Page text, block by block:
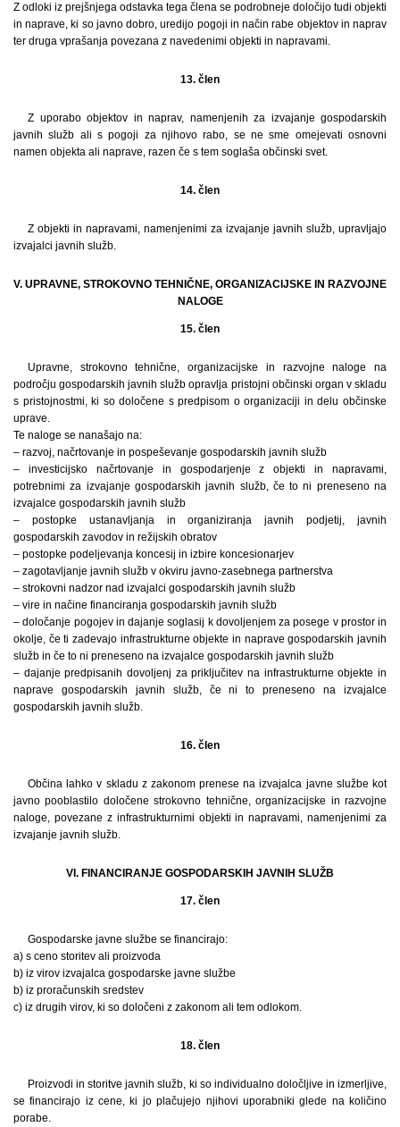
Z odloki iz prejšnjega odstavka tega člena se podrobneje določijo tudi objekti
in naprave, ki so javno dobro, uredijo pogoji in način rabe objektov in naprav
ter druga vprašanja povezana z navedenimi objekti in napravami.
13. člen
Z uporabo objektov in naprav, namenjenih za izvajanje gospodarskih
javnih služb ali s pogoji za njihovo rabo, se ne sme omejevati osnovni
namen objekta ali naprave, razen če s tem soglaša občinski svet.
14. člen
Z objekti in napravami, namenjenimi za izvajanje javnih služb, upravljajo
izvajalci javnih služb.
V. UPRAVNE, STROKOVNO TEHNIČNE, ORGANIZACIJSKE IN RAZVOJNE
NALOGE
15. člen
Upravne, strokovno tehnične, organizacijske in razvojne naloge na
področju gospodarskih javnih služb opravlja pristojni občinski organ v skladu
s pristojnostmi, ki so določene s predpisom o organizaciji in delu občinske
uprave.
Te naloge se nanašajo na:
– razvoj, načrtovanje in pospeševanje gospodarskih javnih služb
– investicijsko načrtovanje in gospodarjenje z objekti in napravami,
potrebnimi za izvajanje gospodarskih javnih služb, če to ni preneseno na
izvajalce gospodarskih javnih služb
– postopke ustanavljanja in organiziranja javnih podjetij, javnih
gospodarskih zavodov in režijskih obratov
– postopke podeljevanja koncesij in izbire koncesionarjev
– zagotavljanje javnih služb v okviru javno-zasebnega partnerstva
– strokovni nadzor nad izvajalci gospodarskih javnih služb
– vire in načine financiranja gospodarskih javnih služb
– določanje pogojev in dajanje soglasij k dovoljenjem za posege v prostor in
okolje, če ti zadevajo infrastrukturne objekte in naprave gospodarskih javnih
služb in če to ni preneseno na izvajalce gospodarskih javnih služb
– dajanje predpisanih dovoljenj za priključitev na infrastrukturne objekte in
naprave gospodarskih javnih služb, če ni to preneseno na izvajalce
gospodarskih javnih služb.
16. člen
Občina lahko v skladu z zakonom prenese na izvajalca javne službe kot
javno pooblastilo določene strokovno tehnične, organizacijske in razvojne
naloge, povezane z infrastrukturnimi objekti in napravami, namenjenimi za
izvajanje javnih služb.
VI. FINANCIRANJE GOSPODARSKIH JAVNIH SLUŽB
17. člen
Gospodarske javne službe se financirajo:
a) s ceno storitev ali proizvoda
b) iz virov izvajalca gospodarske javne službe
b) iz proračunskih sredstev
c) iz drugih virov, ki so določeni z zakonom ali tem odlokom.
18. člen
Proizvodi in storitve javnih služb, ki so individualno določljive in izmerljive,
se financirajo iz cene, ki jo plačujejo njihovi uporabniki glede na količino
porabe.